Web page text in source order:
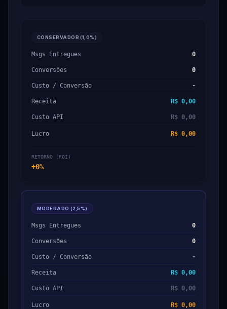
CONSERVADOR (1,0% )
Msgs Entregues 0
Conversões 0
Custo / Conversão -
Receita R$ 0,00
Custo API R$ 0,00
Lucro R$ 0,00
RETORNO (ROI)
+0%
MODERADO (2,5%)
Msgs Entregues 0
Conversões 0
Custo / Conversão -
Receita R$ 0,00
Custo API R$ 0,00
Lucro R$ 0,00